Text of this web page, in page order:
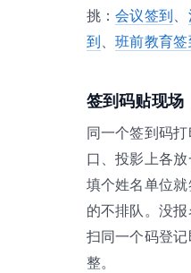
挑：会议签到、
到、班前教育
签到码贴现场
同一个签到码
口、投影上各
填个姓名单位
的不排队。没
扫同一个码登
整。